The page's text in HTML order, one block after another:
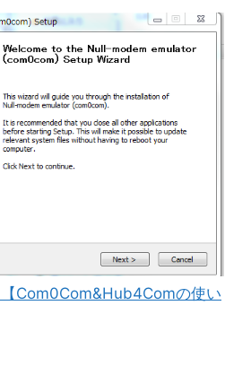
Com0Com&Hub4Comの使い